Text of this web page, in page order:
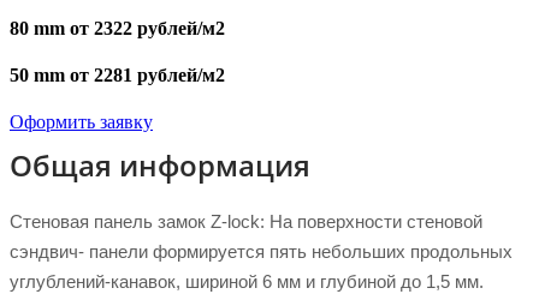
80 mm от 2322 рублей/м2
50 mm от 2281 рублей/м2
Оформить заявку
Общая информация
Стеновая панель замок Z-lock: На поверхности стеновой
сэндвич- панели формируется пять небольших продольных
углублений-канавок, шириной 6 мм и глубиной до 1,5 мм.